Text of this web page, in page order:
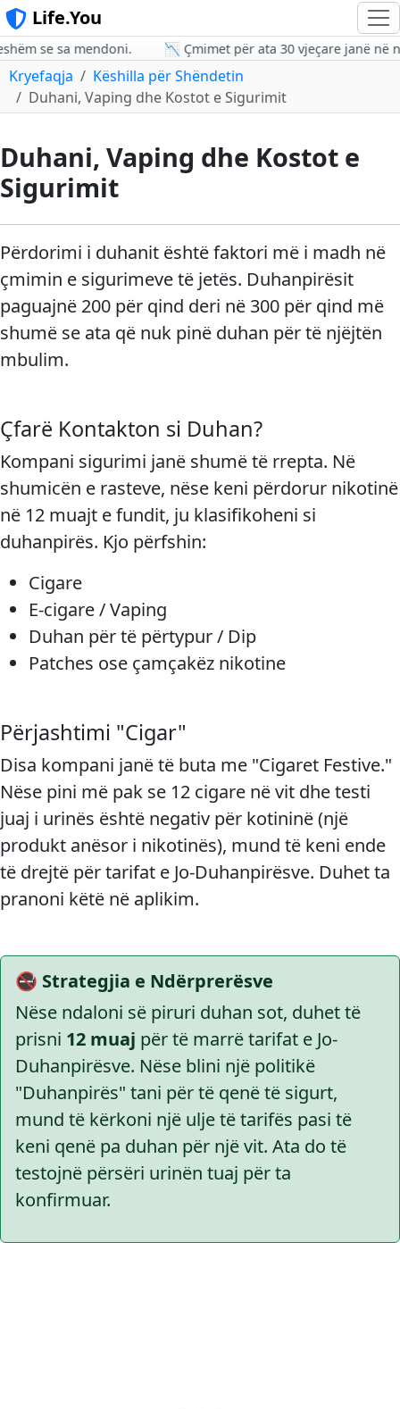
Life.You
se sa mendoni. 📉 Çmimet për ata 30 vjeçare janë në
Kryefaqja
Këshilla për Shëndetin
Duhani, Vaping dhe Kostot e Sigurimit
Duhani, Vaping dhe Kostot e
Sigurimit
Përdorimi i duhanit është faktori më i madh në
çmimin e sigurimeve të jetës. Duhanpirësit
paguajnë 200 për qind deri në 300 për qind më
shumë se ata që nuk pinë duhan për të njëjtën
mbulim.
Çfarë Kontakton si Duhan?
Kompani sigurimi janë shumë të rrepta. Në
shumicën e rasteve, nëse keni përdorur nikotinë
në 12 muajt e fundit, ju klasifikoheni si
duhanpirës. Kjo përfshin:
Cigare
E-cigare / Vaping
Duhan për të përtypur / Dip
Patches ose çamçakëz nikotine
Përjashtimi "Cigar"
Disa kompani janë të buta me "Cigaret Festive."
Nëse pini më pak se 12 cigare në vit dhe testi
juaj i urinës është negativ për kotininë (një
produkt anësor i nikotinës), mund të keni ende
të drejtë për tarifat e Jo-Duhanpirësve. Duhet ta
pranoni këtë në aplikim.
🚭 Strategjia e Ndërprerësve
Nëse ndaloni së piruri duhan sot, duhet të
prisni 12 muaj për të marrë tarifat e Jo-
Duhanpirësve. Nëse blini një politikë
"Duhanpirës" tani për të qenë të sigurt,
mund të kërkoni një ulje të tarifës pasi të
keni qenë pa duhan për një vit. Ata do të
testojnë përsëri urinën tuaj për ta
konfirmuar.